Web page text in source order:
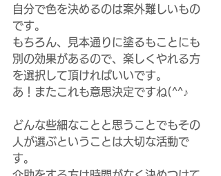
自分で色を決めるのは案外難しいもの
です。
もちろん、見本通りに塗るもことにも
別の効果があるので、楽しくやれる方
を選択して頂ければいいです。
あ！またこれも意思決定ですね(^^♪
どんな些細なことと思うことでもその
人が選ぶということは大切な活動で
す。